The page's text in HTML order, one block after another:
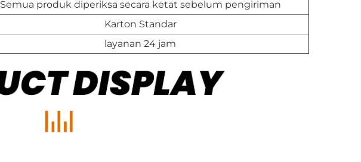
Semua produk diperiksa secara ketat sebelum pengiriman
Karton Standar
layanan 24 jam